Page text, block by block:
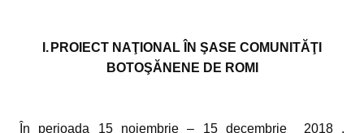
I. PROIECT NAŢIONAL ÎN ŞASE COMUNITĂŢI
BOTOŞĂNENE DE ROMI
În perioada 15 noiembrie – 15 decembrie 2018 ,